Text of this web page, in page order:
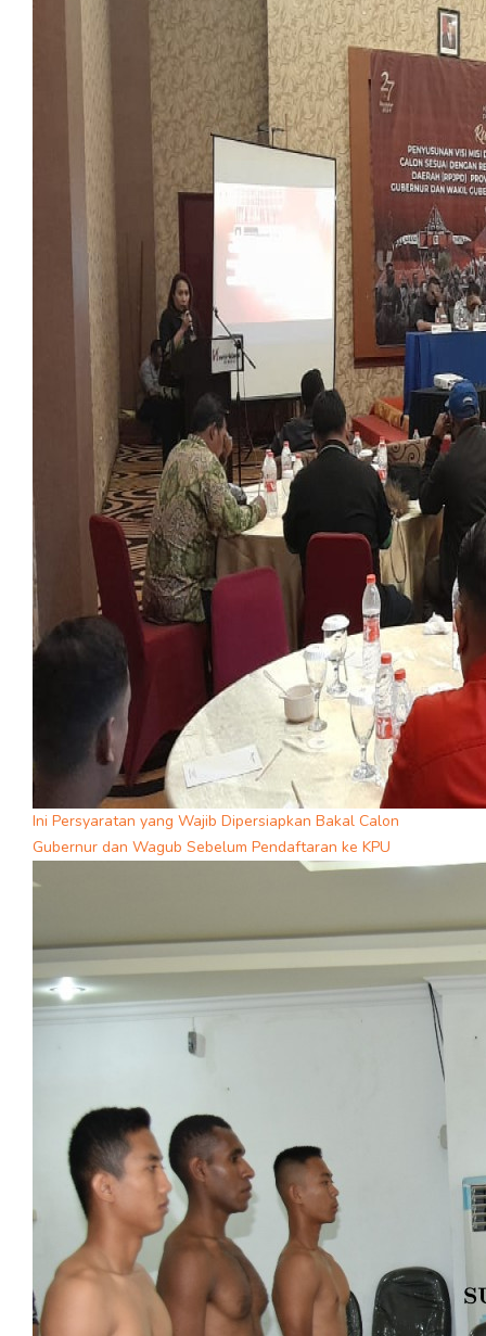
Ini Persyaratan yang Wajib Dipersiapkan Bakal Calon
Gubernur dan Wagub Sebelum Pendaftaran ke KPU